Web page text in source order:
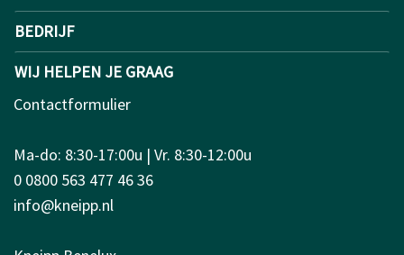
BEDRIJF
WIJ HELPEN JE GRAAG
Contactformulier
Ma-do: 8:30-17:00u | Vr. 8:30-12:00u
0 0800 563 477 46 36
info@kneipp.nl